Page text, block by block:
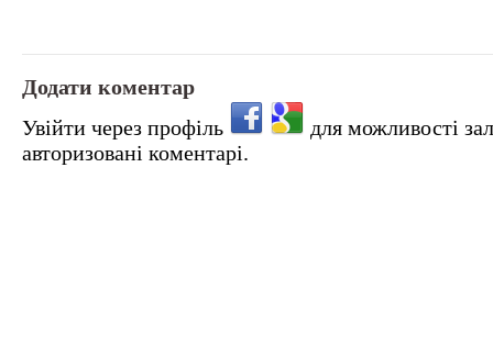
Додати коментар
Увійти через профіль
для можливості
авторизовані коментарі.